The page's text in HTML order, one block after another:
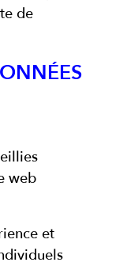
de
web
et